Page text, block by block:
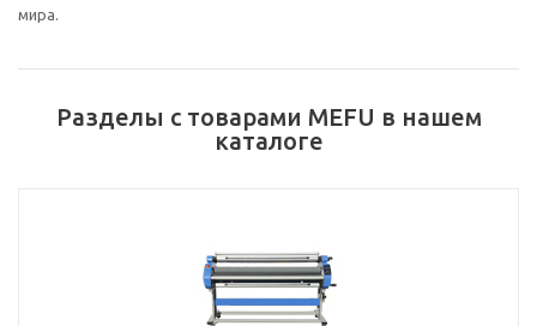
мира.
Разделы с товарами MEFU в нашем
каталоге